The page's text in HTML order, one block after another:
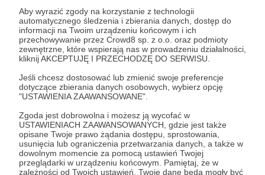
Aby wyrazić zgody na korzystanie z technologii
automatycznego śledzenia i zbierania danych, dostęp do
informacji na Twoim urządzeniu końcowym i ich
przechowywanie przez Crowd8 sp. z o.o. oraz podmioty
zewnętrzne, które wspierają nas w prowadzeniu działalności,
kliknij AKCEPTUJĘ I PRZECHODZĘ DO SERWISU.
Jeśli chcesz dostosować lub zmienić swoje preferencje
dotyczące zbierania danych osobowych, wybierz opcję
"USTAWIENIA ZAAWANSOWANE".
Zgoda jest dobrowolna i możesz ją wycofać w
USTAWIENIACH ZAAWANSOWANYCH, gdzie jest także
opisane Twoje prawo żądania dostępu, sprostowania,
usunięcia lub ograniczenia przetwarzania danych, a także w
dowolnym momencie za pomocą ustawień Twojej
przeglądarki w urządzeniu końcowym. Pamiętaj, że w
zależności od Twoich ustawień, Twoje dane będą mogły być
Dziękuję za Twoje wsparcie! To kwota kawy, która
daje mi kopa do działania!
Patroni: 2